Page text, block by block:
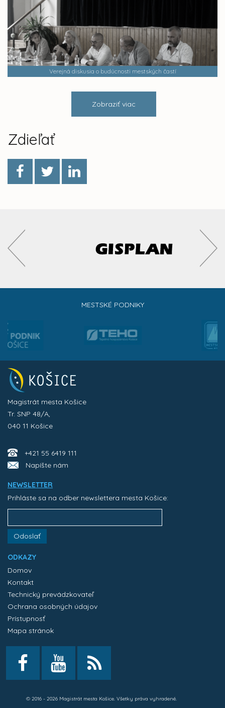
Verejná diskusia o budúcnosti mestských častí
Zobraziť viac
Zdieľať
MESTSKÉ PODNIKY
Magistrát mesta Košice
Tr. SNP 48/A,
040 11 Košice
+421 55 6419 111
Napíšte nám
NEWSLETTER
Prihláste sa na odber newslettera mesta Košice:
Odoslať
ODKAZY
Domov
Kontakt
Technický prevádzkovateľ
Ochrana osobných údajov
Prístupnosť
Mapa stránok
© 2016 - 2026 Magistrát mesta Košice. Všetky práva vyhradené.